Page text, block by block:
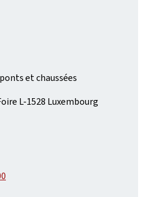
et chaussées
L-1528 Luxembourg